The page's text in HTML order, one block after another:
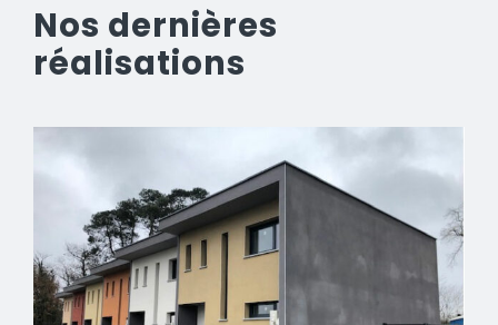
Nos dernières
réalisations